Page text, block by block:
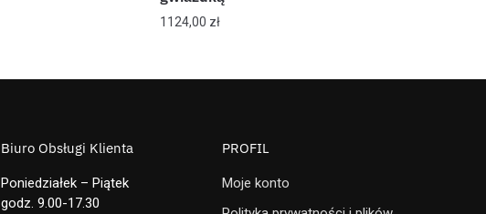
1124,00 zł
Biuro Obsługi Klienta
Poniedziałek – Piątek
godz. 9.00-17.30
PROFIL
Moje konto